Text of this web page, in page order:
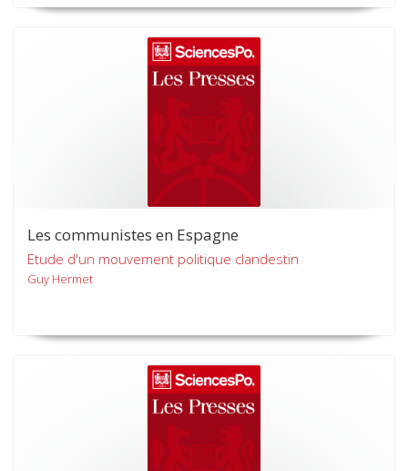
Les communistes en Espagne
Etude d'un mouvement politique clandestin
Guy Hermet